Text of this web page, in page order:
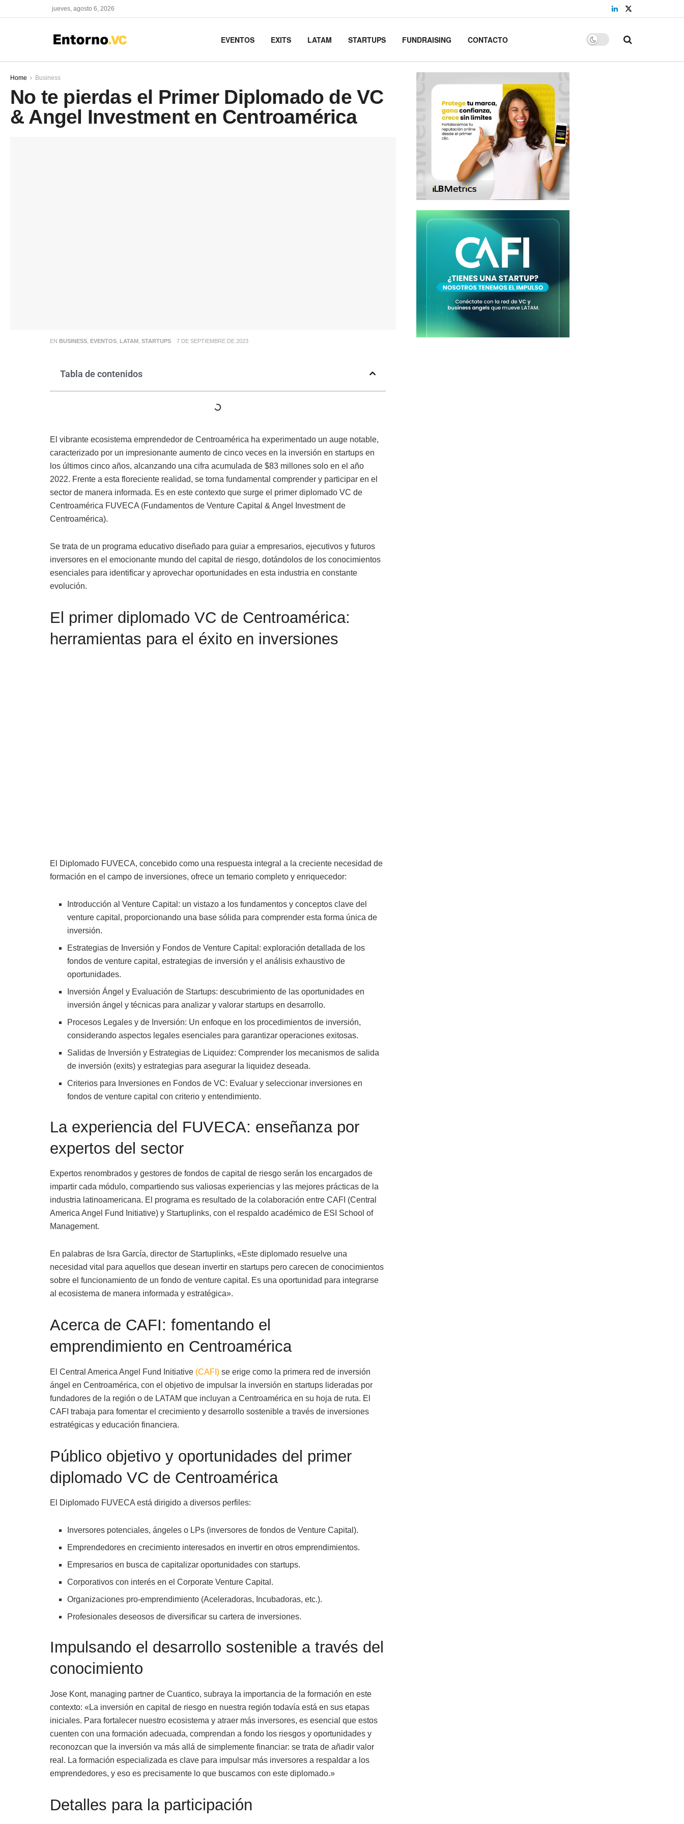
jueves, agosto 6, 2026
EVENTOS EXITS LATAM STARTUPS FUNDRAISING CONTACTO
Home Business
No te pierdas el Primer Diplomado de VC
& Angel Investment en Centroamérica
EN BUSINESS, EVENTOS, LATAM, STARTUPS 7 DE SEPTIEMBRE DE 2023
Tabla de contenidos
El vibrante ecosistema emprendedor de Centroamérica ha experimentado un auge notable,
caracterizado por un impresionante aumento de cinco veces en la inversión en startups en
los últimos cinco años, alcanzando una cifra acumulada de $83 millones solo en el año
2022. Frente a esta floreciente realidad, se torna fundamental comprender y participar en el
sector de manera informada. Es en este contexto que surge el primer diplomado VC de
Centroamérica FUVECA (Fundamentos de Venture Capital & Angel Investment de
Centroamérica).
Se trata de un programa educativo diseñado para guiar a empresarios, ejecutivos y futuros
inversores en el emocionante mundo del capital de riesgo, dotándolos de los conocimientos
esenciales para identificar y aprovechar oportunidades en esta industria en constante
evolución.
El primer diplomado VC de Centroamérica:
herramientas para el éxito en inversiones
El Diplomado FUVECA, concebido como una respuesta integral a la creciente necesidad de
formación en el campo de inversiones, ofrece un temario completo y enriquecedor:
Introducción al Venture Capital: un vistazo a los fundamentos y conceptos clave del
venture capital, proporcionando una base sólida para comprender esta forma única de
inversión.
Estrategias de Inversión y Fondos de Venture Capital: exploración detallada de los
fondos de venture capital, estrategias de inversión y el análisis exhaustivo de
oportunidades.
Inversión Ángel y Evaluación de Startups: descubrimiento de las oportunidades en
inversión ángel y técnicas para analizar y valorar startups en desarrollo.
Procesos Legales y de Inversión: Un enfoque en los procedimientos de inversión,
considerando aspectos legales esenciales para garantizar operaciones exitosas.
Salidas de Inversión y Estrategias de Liquidez: Comprender los mecanismos de salida
de inversión (exits) y estrategias para asegurar la liquidez deseada.
Criterios para Inversiones en Fondos de VC: Evaluar y seleccionar inversiones en
fondos de venture capital con criterio y entendimiento.
La experiencia del FUVECA: enseñanza por
expertos del sector
Expertos renombrados y gestores de fondos de capital de riesgo serán los encargados de
impartir cada módulo, compartiendo sus valiosas experiencias y las mejores prácticas de la
industria latinoamericana. El programa es resultado de la colaboración entre CAFI (Central
America Angel Fund Initiative) y Startuplinks, con el respaldo académico de ESI School of
Management.
En palabras de Isra García, director de Startuplinks, «Este diplomado resuelve una
necesidad vital para aquellos que desean invertir en startups pero carecen de conocimientos
sobre el funcionamiento de un fondo de venture capital. Es una oportunidad para integrarse
al ecosistema de manera informada y estratégica».
Acerca de CAFI: fomentando el
emprendimiento en Centroamérica
El Central America Angel Fund Initiative (CAFI)se erige como la primera red de inversión
ángel en Centroamérica, con el objetivo de impulsar la inversión en startups lideradas por
fundadores de la región o de LATAM que incluyan a Centroamérica en su hoja de ruta. El
CAFI trabaja para fomentar el crecimiento y desarrollo sostenible a través de inversiones
estratégicas y educación financiera.
Público objetivo y oportunidades del primer
diplomado VC de Centroamérica
El Diplomado FUVECA está dirigido a diversos perfiles:
Inversores potenciales, ángeles o LPs (inversores de fondos de Venture Capital).
Emprendedores en crecimiento interesados en invertir en otros emprendimientos.
Empresarios en busca de capitalizar oportunidades con startups.
Corporativos con interés en el Corporate Venture Capital.
Organizaciones pro-emprendimiento (Aceleradoras, Incubadoras, etc.).
Profesionales deseosos de diversificar su cartera de inversiones.
Impulsando el desarrollo sostenible a través del
conocimiento
Jose Kont, managing partner de Cuantico, subraya la importancia de la formación en este
contexto: «La inversión en capital de riesgo en nuestra región todavía está en sus etapas
iniciales. Para fortalecer nuestro ecosistema y atraer más inversores, es esencial que estos
cuenten con una formación adecuada, comprendan a fondo los riesgos y oportunidades y
reconozcan que la inversión va más allá de simplemente financiar: se trata de añadir valor
real. La formación especializada es clave para impulsar más inversores a respaldar a los
emprendedores, y eso es precisamente lo que buscamos con este diplomado.»
Detalles para la participación